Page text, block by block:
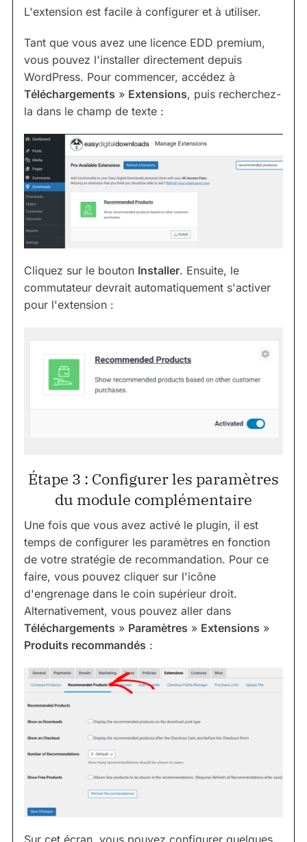
L'extension est facile à configurer et à utiliser.
Tant que vous avez une licence EDD premium,
vous pouvez l'installer directement depuis
WordPress. Pour commencer, accédez à
Téléchargements » Extensions, puis recherchez-
la dans le champ de texte :
Cliquez sur le bouton Installer. Ensuite, le
commutateur devrait automatiquement s'activer
pour l'extension :
Étape 3 : Configurer les paramètres
du module complémentaire
Une fois que vous avez activé le plugin, il est
temps de configurer les paramètres en fonction
de votre stratégie de recommandation. Pour ce
faire, vous pouvez cliquer sur l'icône
d'engrenage dans le coin supérieur droit.
Alternativement, vous pouvez aller dans
Téléchargements » Paramètres » Extensions »
Produits recommandés :